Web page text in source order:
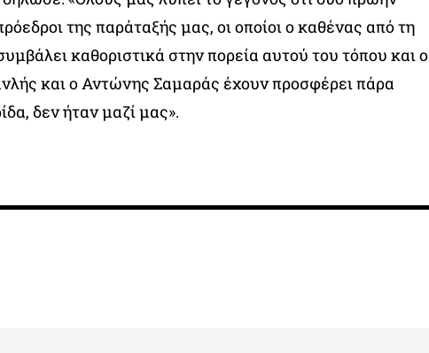
της παράταξής μας, οι οποίοι ο καθένας από τη
καθοριστικά στην πορεία αυτού του τόπου και ο
και ο Αντώνης Σαμαράς έχουν προσφέρει πάρα
δεν ήταν μαζί μας».